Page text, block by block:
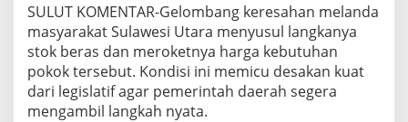
SULUT KOMENTAR-Gelombang keresahan melanda
masyarakat Sulawesi Utara menyusul langkanya
stok beras dan meroketnya harga kebutuhan
pokok tersebut. Kondisi ini memicu desakan kuat
dari legislatif agar pemerintah daerah segera
mengambil langkah nyata.